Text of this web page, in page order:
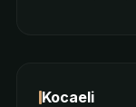
Kocaeli